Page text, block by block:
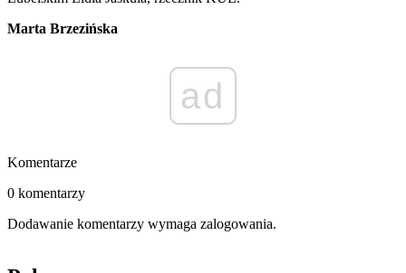
Marta Brzezińska
ad
Komentarze
0 komentarzy
Dodawanie komentarzy wymaga zalogowania.